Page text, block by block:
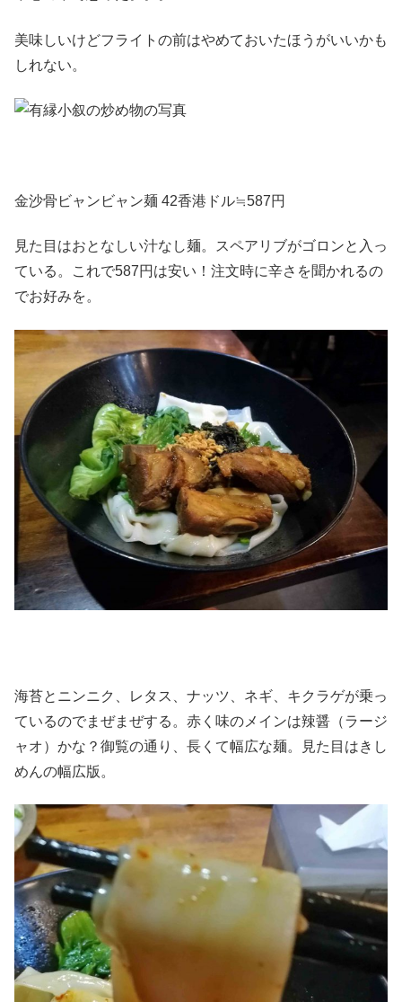
美味しいけどフライトの前はやめておいたほうがいいかも
しれない。
金沙骨ビャンビャン麺 42香港ドル≒587円
見た目はおとなしい汁なし麺。スペアリブがゴロンと入っ
ている。これで587円は安い！注文時に辛さを聞かれるの
でお好みを。
海苔とニンニク、レタス、ナッツ、ネギ、キクラゲが乗っ
ているのでまぜまぜする。赤く味のメインは辣醤（ラージ
ャオ）かな？御覧の通り、長くて幅広な麺。見た目はきし
めんの幅広版。